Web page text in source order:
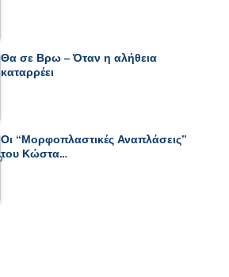
Θα σε Βρω – Όταν η αλήθεια
καταρρέει
Οι “Μορφοπλαστικές Αναπλάσεις”
του Κώστα…